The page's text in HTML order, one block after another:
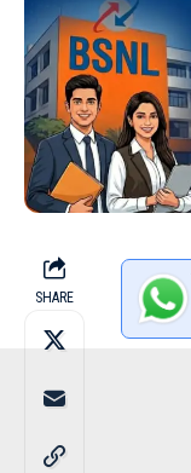
SHARE